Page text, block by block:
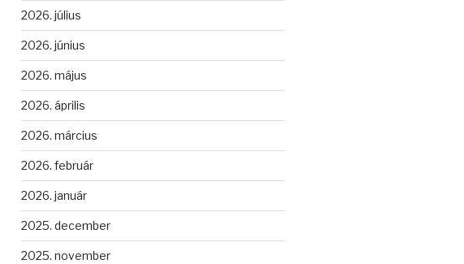
2026. július
2026. június
2026. május
2026. április
2026. március
2026. február
2026. január
2025. december
2025. november